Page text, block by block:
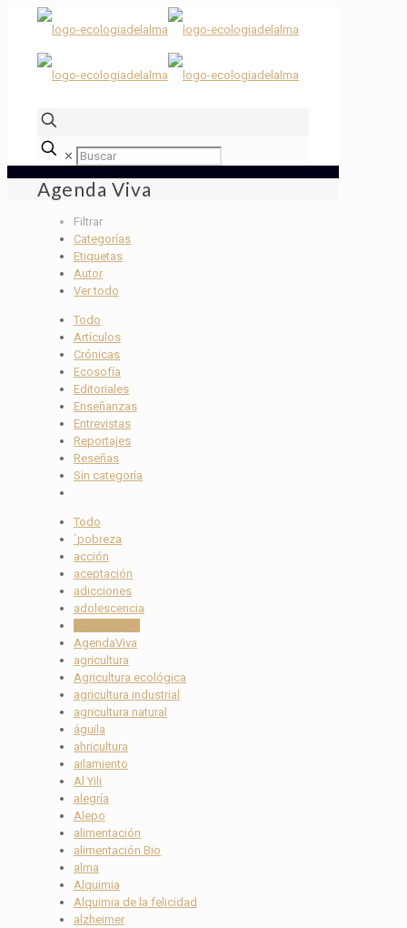
✕
Agenda Viva
Filtrar
Categorías
Etiquetas
Autor
Ver todo
Todo
Artículos
Crónicas
Ecosofía
Editoriales
Enseñanzas
Entrevistas
Reportajes
Reseñas
Sin categoría
Todo
`pobreza
acción
aceptación
adicciones
adolescencia
AgendaViva
agricultura
Agricultura ecológica
agricultura industrial
agricultura natural
águila
ahricultura
ailamiento
Al Yili
alegría
Alepo
alimentación
alimentación Bio
alma
Alquimia
Alquimia de la felicidad
alzheimer